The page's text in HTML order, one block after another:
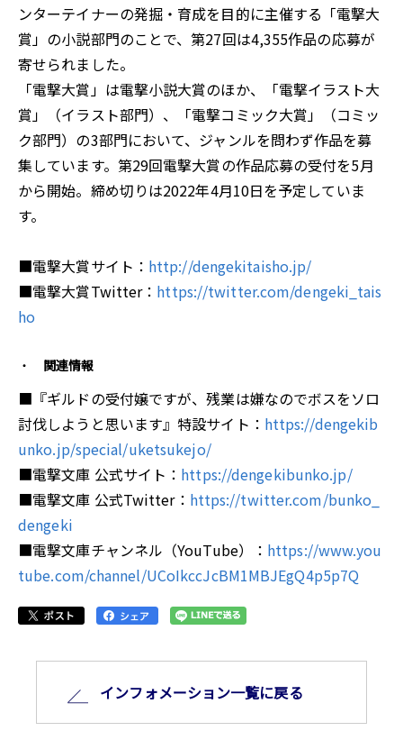
ンターテイナーの発掘・育成を目的に主催する「電撃大
賞」の小説部門のことで、第27回は4,355作品の応募が
寄せられました。
「電撃大賞」は電撃小説大賞のほか、「電撃イラスト大
賞」（イラスト部門）、「電撃コミック大賞」（コミッ
ク部門）の3部門において、ジャンルを問わず作品を募
集しています。第29回電撃大賞の作品応募の受付を5月
から開始。締め切りは2022年4月10日を予定していま
す。
■電撃大賞サイト： http://dengekitaisho.jp/
■電撃大賞Twitter： https://twitter.com/dengeki_tais
ho
関連情報
■『ギルドの受付嬢ですが、残業は嫌なのでボスをソロ
討伐しようと思います』特設サイト： https://dengekib
unko.jp/special/uketsukejo/
■電撃文庫 公式サイト： https://dengekibunko.jp/
■電撃文庫 公式Twitter： https://twitter.com/bunko_
dengeki
■電撃文庫チャンネル（YouTube）： https://www.you
tube.com/channel/UCoIkccJcBM1MBJEgQ4p5p7Q
インフォメーション⼀覧に戻る